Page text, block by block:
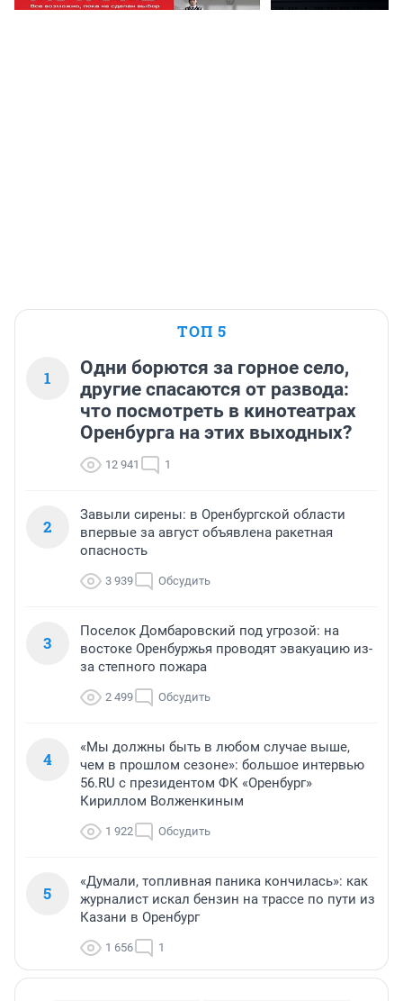
ТОП 5
1
Одни борются за горное село,
другие спасаются от развода:
что посмотреть в кинотеатрах
Оренбурга на этих выходных?
12 941 1
2
Завыли сирены: в Оренбургской области
впервые за август объявлена ракетная
опасность
3 939 Обсудить
3
Поселок Домбаровский под угрозой: на
востоке Оренбуржья проводят эвакуацию из-
за степного пожара
2 499 Обсудить
4
«Мы должны быть в любом случае выше,
чем в прошлом сезоне»: большое интервью
56.RU с президентом ФК «Оренбург»
Кириллом Волженкиным
1 922 Обсудить
5
«Думали, топливная паника кончилась»: как
журналист искал бензин на трассе по пути из
Казани в Оренбург
1 656 1